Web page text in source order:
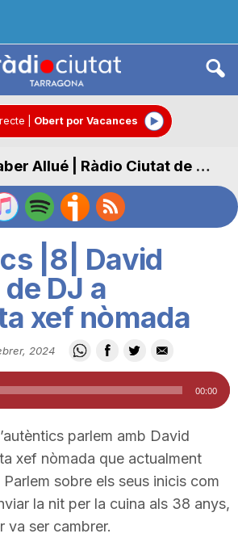
Obert por Vacances
Autèntics | Txaber Allué | Ràdio Ciutat de Tarragona
|8| David
DJ a
xef nòmada
2024
00:00
parlem amb David
xef nòmada que actualment
sobre els seus inicis com
la nit per la cuina als 38 anys,
va ser cambrer.